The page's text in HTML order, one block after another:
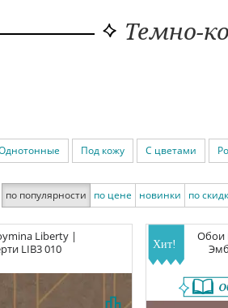
Темно-
Под кожу С цветами
по популярности по цене новинки по
Liberty |
LIB3 010
Обои